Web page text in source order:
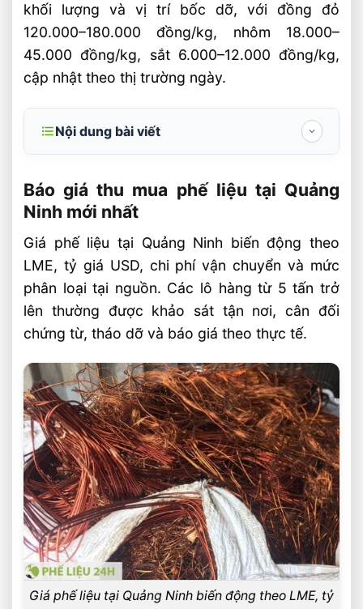
khối lượng và vị trí bốc dỡ, với đồng đỏ
120.000–180.000 đồng/kg, nhôm 18.000–
45.000 đồng/kg, sắt 6.000–12.000 đồng/kg,
cập nhật theo thị trường ngày.
Nội dung bài viết
mới nhất
Khung giá theo nhóm kim loại phổ biến
Các yếu tố quyết định giá thu mua
Quy trình thu mua phế liệu tại Quảng Ninh
và lưu ý khi bán
Thu mua tận nơi cho nhà máy, công trình
và kho bãi
Tiêu chí chọn đơn vị thu mua uy tín
Câu hỏi thường gặp về báo giá thu mua
phế liệu tại Quảng Ninh FAQ
Phế liệu nào có giá cao nhất tại Quảng
Ninh?
Có hỗ trợ thu mua tận nơi tại các
شهرستان trong tỉnh không?
Làm sao để nhận báo giá sát nhất?
Video: Báo Giá Thu Mua Phế Liệu Tại
Quảng Ninh Mới Nhất
Báo giá thu mua phế liệu tại Quảng
Ninh mới nhất
Giá phế liệu tại Quảng Ninh biến động theo
LME, tỷ giá USD, chi phí vận chuyển và mức
phân loại tại nguồn. Các lô hàng từ 5 tấn trở
lên thường được khảo sát tận nơi, cân đối
chứng từ, tháo dỡ và báo giá theo thực tế.
Giá phế liệu tại Quảng Ninh biến động theo LME, tỷ